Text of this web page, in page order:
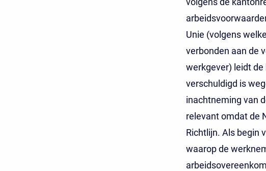
Unie (volgens
verbonden aan de
werkgever) leidt
verschuldigd is
inachtneming van
relevant omdat de
Richtlijn. Als begin
waarop de